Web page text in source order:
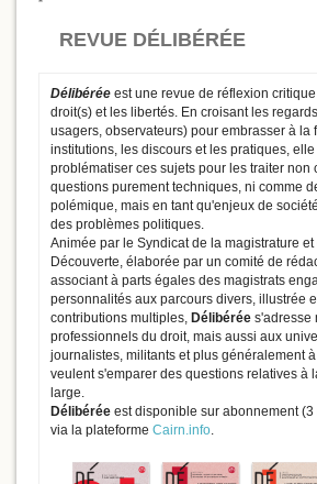
REVUE DÉLIBÉRÉE
Délibérée est une revue de réflexion
droit(s) et les libertés. En croisant les
usagers, observateurs) pour embrasser à la
institutions, les discours et les pratiques,
problématiser ces sujets pour les traiter non
questions purement techniques, ni comme
polémique, mais en tant qu'enjeux de
des problèmes politiques.
Animée par le Syndicat de la magistrature
Découverte, élaborée par un comité de
associant à parts égales des magistrats
personnalités aux parcours divers, illustrée
contributions multiples, Délibérée s'adresse
professionnels du droit, mais aussi aux
journalistes, militants et plus généralement
veulent s'emparer des questions relatives à
large.
Délibérée est disponible sur abonnement
via la plateforme Cairn.info.